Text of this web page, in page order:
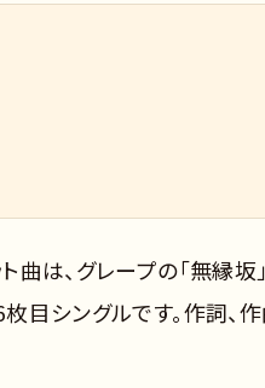
は、グレープの「無縁坂
目シングルです。作詞、